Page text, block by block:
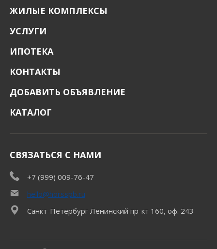
ЖИЛЫЕ КОМПЛЕКСЫ
УСЛУГИ
ИПОТЕКА
КОНТАКТЫ
ДОБАВИТЬ ОБЪЯВЛЕНИЕ
КАТАЛОГ
СВЯЗАТЬСЯ С НАМИ
+7 (999) 009-76-47
hello@horsspb.ru
Санкт-Петербург Ленинский пр-кт 160, оф. 243